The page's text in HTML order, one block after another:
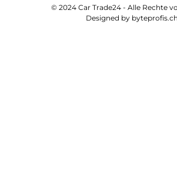
© 2024 Car Trade24 - Alle Rechte
Designed by byteprofis.ch